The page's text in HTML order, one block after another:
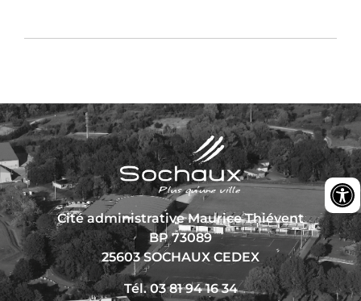
Cité administrative Maurice Thiévent
BP 73089
25603 SOCHAUX CEDEX
Tél. 03 81 94 16 34